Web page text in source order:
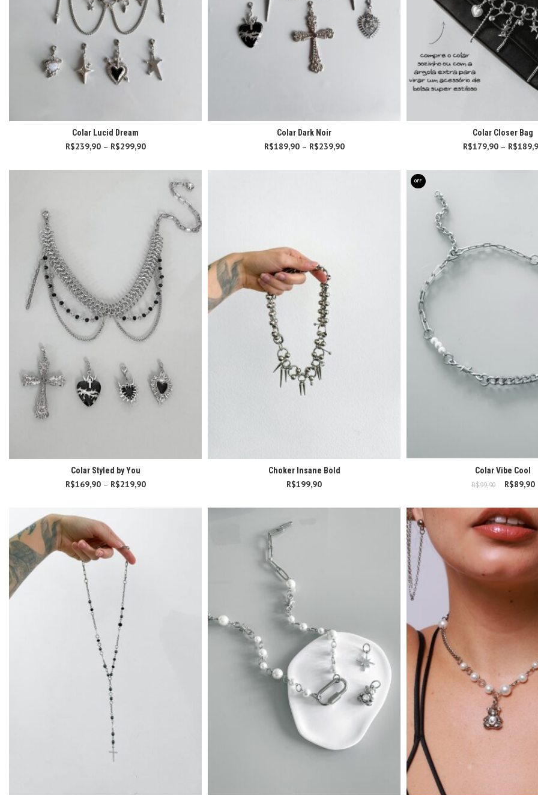
Colar Lucid Dream
R$239,90 – R$299,90
através
R$299,90
Colar Dark Noir
R$189,90 – R$239,90
através
Colar Closer Bag
R$179,90 – R$
Colar Styled by You
R$169,90 – R$219,90
através
Choker Insane Bold
R$199,90
OFF
Colar Vibe Cool
R$99,90
O
R$89,90